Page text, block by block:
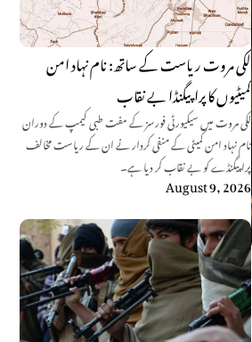
لکی مروت ریاست کے ساتھ: نام نہاد امن
کمیٹیوں کا پراپیگنڈا بے نقاب
لکی مروت میں سیکیورٹی فورسز کے مفت طبی کیمپ کے دوران
نام نہاد امن کمیٹی کے منفی کردار نے ان کے ریاست مخالف
پراپیگنڈے کو بے نقاب کر دیا ہے۔
August 9, 2026